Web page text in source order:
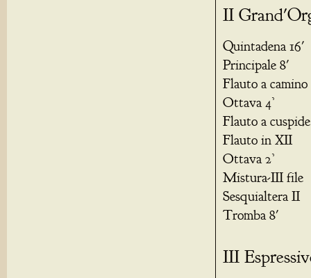
II
Quintadena 16'
Principale 8'
Flauto a camino
Ottava 4’
Flauto a
Flauto in XII
Ottava 2’
Mistura-III file
Sesquialtera II
Tromba 8'
III